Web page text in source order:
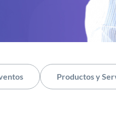
Productos y